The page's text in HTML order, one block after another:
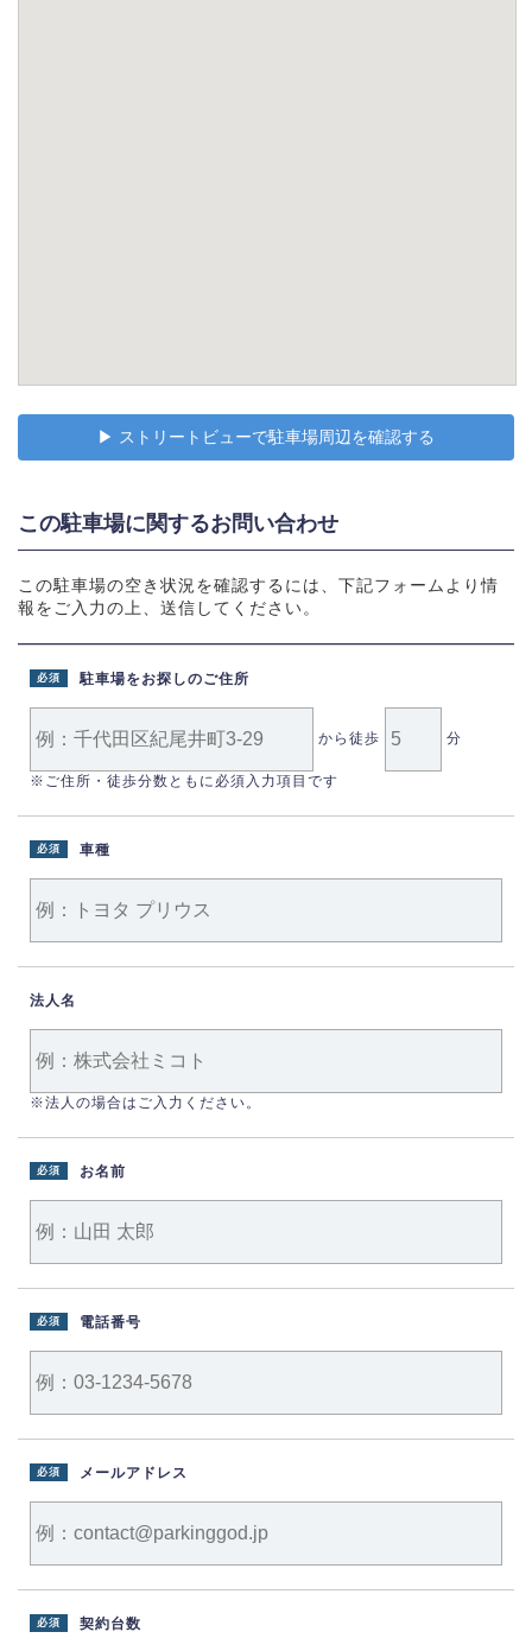
▶︎ ストリートビューで駐車場周辺を確認する
この駐車場に関するお問い合わせ
この駐車場の空き状況を確認するには、下記フォームより情
報をご入力の上、送信してください。
駐車場をお探しのご住所
必須
から徒歩 分
※ご住所・徒歩分数ともに必須入力項目です
車種
必須
法人名
※法人の場合はご入力ください。
お名前
必須
電話番号
必須
メールアドレス
必須
契約台数
必須